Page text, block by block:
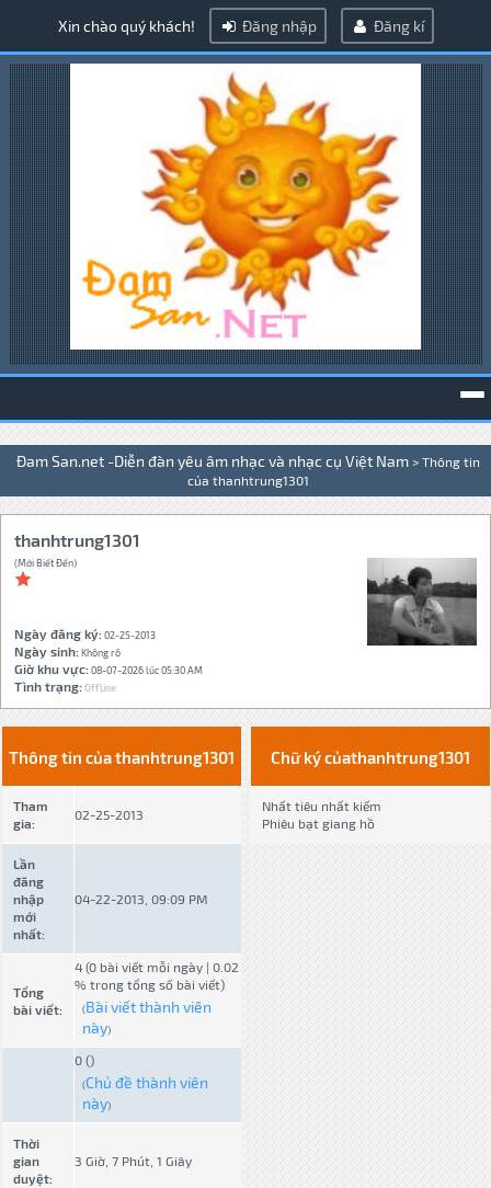
Xin chào quý khách! Đăng nhập Đăng kí
Đam San.net -Diễn đàn yêu âm nhạc và nhạc cụ Việt Nam > Thông tin
của thanhtrung1301
thanhtrung1301
(Mới Biết Đến)
Ngày đăng ký:02-25-2013
Ngày sinh: Không rõ
Giờ khu vực:08-07-2026 lúc 05:30 AM
Tình trạng:Offline
Thông tin của thanhtrung1301
Tham
gia:
02-25-2013
Lần
đăng
nhập
mới
nhất:
04-22-2013, 09:09 PM
Tổng
bài viết:
4 (0 bài viết mỗi ngày | 0.02
% trong tổng số bài viết)
(Bài viết thành viên
này)
0 ()
(Chủ đề thành viên
này)
Thời
gian
duyệt:
3 Giờ, 7 Phút, 1 Giây
Chữ ký củathanhtrung1301
Nhất tiêu nhất kiếm
Phiêu bạt giang hồ